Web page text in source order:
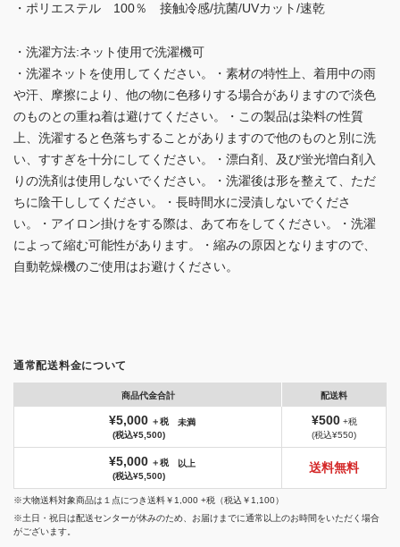
・ポリエステル 100％ 接触冷感/抗菌/UVカット/速乾
・洗濯方法:ネット使用で洗濯機可
・洗濯ネットを使用してください。・素材の特性上、着用中の雨
や汗、摩擦により、他の物に色移りする場合がありますので淡色
のものとの重ね着は避けてください。・この製品は染料の性質
上、洗濯すると色落ちすることがありますので他のものと別に洗
い、すすぎを十分にしてください。・漂白剤、及び蛍光増白剤入
りの洗剤は使用しないでください。・洗濯後は形を整えて、ただ
ちに陰干ししてください。・長時間水に浸漬しないでくださ
い。・アイロン掛けをする際は、あて布をしてください。・洗濯
によって縮む可能性があります。・縮みの原因となりますので、
自動乾燥機のご使用はお避けください。
通常配送料金について
商品代金合計 配送料
¥5,000 ＋税
(税込¥5,500)
未満 ¥500+税
(税込¥550)
¥5,000 ＋税
(税込¥5,500)
以上 送料無料
※大物送料対象商品は１点につき送料￥1,000 +税（税込￥1,100）
※土日・祝日は配送センターが休みのため、お届けまでに通常以上のお時間をいただく場合
がございます。